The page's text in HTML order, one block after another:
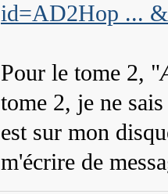
id=AD2Hop ...
Pour le tome 2, "
tome 2, je ne
est sur mon
m'écrire de